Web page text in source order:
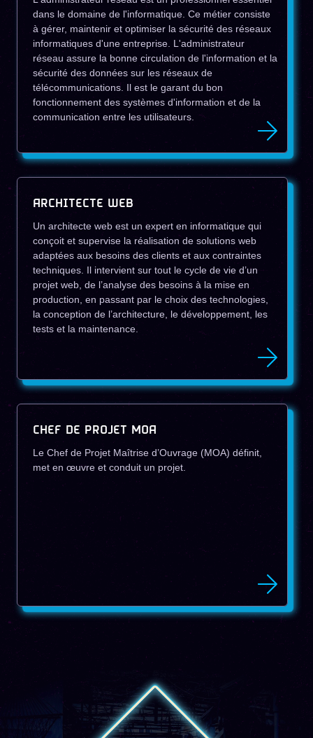
dans le domaine de l'informatique. Ce métier consiste
à gérer, maintenir et optimiser la sécurité des réseaux
informatiques d'une entreprise. L'administrateur
réseau assure la bonne circulation de l'information et la
sécurité des données sur les réseaux de
télécommunications. Il est le garant du bon
fonctionnement des systèmes d'information et de la
communication entre les utilisateurs.
ARCHITECTE WEB
Un architecte web est un expert en informatique qui
conçoit et supervise la réalisation de solutions web
adaptées aux besoins des clients et aux contraintes
techniques. Il intervient sur tout le cycle de vie d’un
projet web, de l’analyse des besoins à la mise en
production, en passant par le choix des technologies,
la conception de l’architecture, le développement, les
tests et la maintenance.
CHEF DE PROJET MOA
Le Chef de Projet Maîtrise d’Ouvrage (MOA) définit,
met en œuvre et conduit un projet.